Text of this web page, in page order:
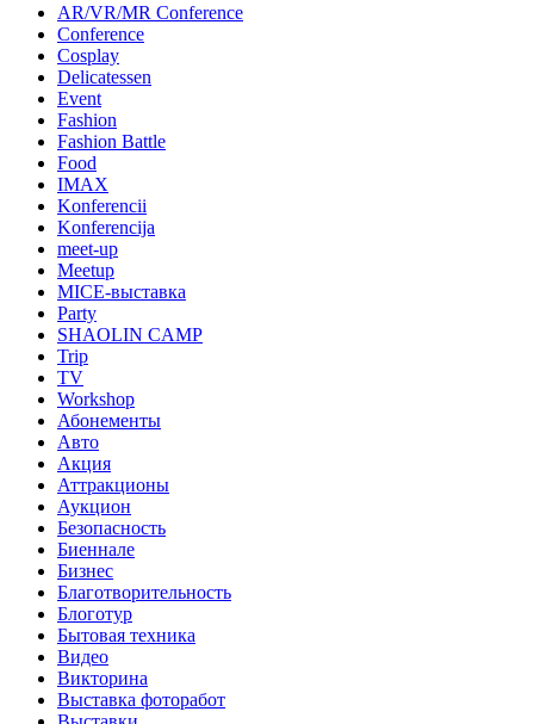
AR/VR/MR Conference
Conference
Cosplay
Delicatessen
Event
Fashion
Fashion Battle
Food
IMAX
Konferencii
Konferencija
meet-up
Meetup
MICE-выставка
Party
SHAOLIN CAMP
Trip
TV
Workshop
Абонементы
Авто
Акция
Аттракционы
Аукцион
Безопасность
Биеннале
Бизнес
Благотворительность
Блоготур
Бытовая техника
Видео
Викторина
Выставка фоторабот